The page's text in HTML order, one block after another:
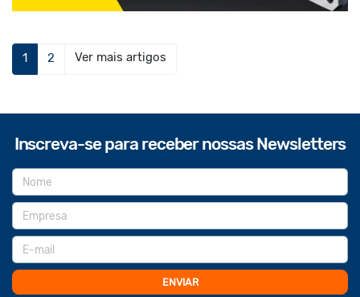
1 2 Ver mais artigos
Inscreva-se para receber nossas Newsletters
ENVIAR